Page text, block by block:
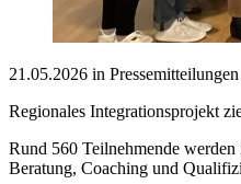
21.05.2026 in Pressemitteilungen
Regionales Integrationsprojekt
Rund 560 Teilnehmende
Beratung, Coaching und